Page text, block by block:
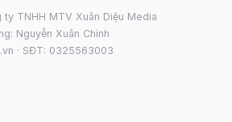
ty TNHH MTV Xuân Diệu Media
Nguyễn Xuân Chính
· SĐT: 0325563003